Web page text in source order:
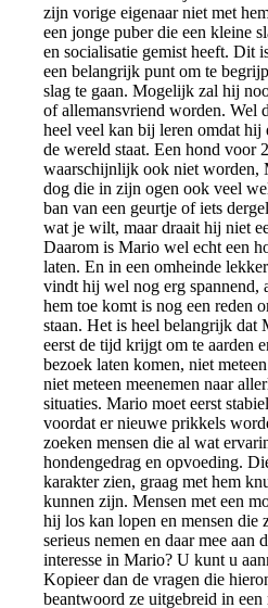
zijn vorige eigenaar niet met
een jonge puber die een kleine
en socialisatie gemist heeft. Dit
een belangrijk punt om te
slag te gaan. Mogelijk zal hij
of allemansvriend worden. Wel
heel veel kan bij leren omdat
de wereld staat. Een hond voor
waarschijnlijk ook niet worden,
dog die in zijn ogen ook veel
ban van een geurtje of iets
wat je wilt, maar draait hij niet
Daarom is Mario wel echt een
laten. En in een omheinde
vindt hij wel nog erg spannend,
hem toe komt is nog een reden
staan. Het is heel belangrijk
eerst de tijd krijgt om te aarden
bezoek laten komen, niet
niet meteen meenemen naar
situaties. Mario moet eerst
voordat er nieuwe prikkels
zoeken mensen die al wat
hondengedrag en opvoeding.
karakter zien, graag met hem
kunnen zijn. Mensen met een
hij los kan lopen en mensen die
serieus nemen en daar mee aan
interesse in Mario? U kunt u
Kopieer dan de vragen die
beantwoord ze uitgebreid in